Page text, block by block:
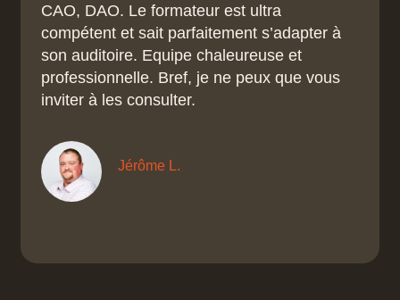
CAO, DAO. Le formateur est ultra
compétent et sait parfaitement s’adapter à
son auditoire. Equipe chaleureuse et
professionnelle. Bref, je ne peux que vous
inviter à les consulter.
Jérôme L.